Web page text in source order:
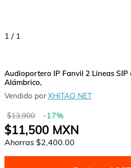
1 / 1
Audioportero IP Fanvil 2 Lineas SIP
Alámbrico,
Vendido porXHITAO NET
$13,900 -17%
$11,500MXN
Ahorras $2,400.00